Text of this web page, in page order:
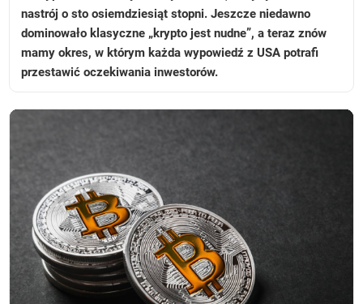
nastrój o sto osiemdziesiąt stopni. Jeszcze niedawno
dominowało klasyczne „krypto jest nudne”, a teraz znów
mamy okres, w którym każda wypowiedź z USA potrafi
przestawić oczekiwania inwestorów.